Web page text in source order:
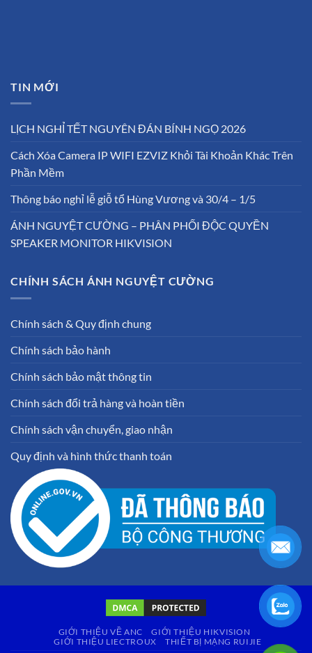
TIN MỚI
LỊCH NGHỈ TẾT NGUYÊN ĐÁN BÍNH NGỌ 2026
Cách Xóa Camera IP WIFI EZVIZ Khỏi Tài Khoản Khác Trên
Phần Mềm
Thông báo nghỉ lễ giỗ tổ Hùng Vương và 30/4 – 1/5
ÁNH NGUYỆT CƯỜNG – PHÂN PHỐI ĐỘC QUYỀN
SPEAKER MONITOR HIKVISION
CHÍNH SÁCH ÁNH NGUYỆT CƯỜNG
Chính sách & Quy định chung
Chính sách bảo hành
Chính sách bảo mật thông tin
Chính sách đổi trả hàng và hoàn tiền
Chính sách vận chuyển, giao nhận
Quy định và hình thức thanh toán
GIỚI THIỆU VỀ ANC
GIỚI THIỆU HIKVISION
GIỚI THIỆU LIECTROUX
THIẾT BỊ MẠNG RUIJIE